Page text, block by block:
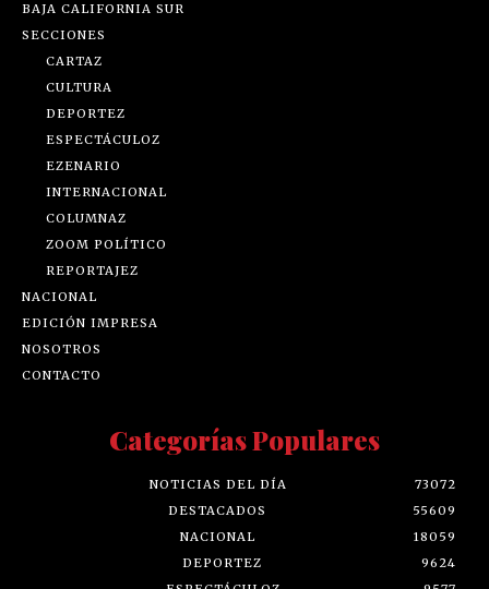
BAJA CALIFORNIA SUR
SECCIONES
CARTAZ
CULTURA
DEPORTEZ
ESPECTÁCULOZ
EZENARIO
INTERNACIONAL
COLUMNAZ
ZOOM POLÍTICO
REPORTAJEZ
NACIONAL
EDICIÓN IMPRESA
NOSOTROS
CONTACTO
Categorías Populares
NOTICIAS DEL DÍA
73072
DESTACADOS
55609
NACIONAL
18059
DEPORTEZ
9624